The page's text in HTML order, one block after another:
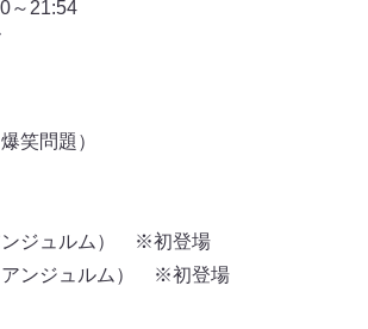
～21:54
笑問題）
ジュルム） ※初登場
ンジュルム） ※初登場